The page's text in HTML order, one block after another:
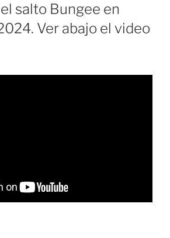
salto Bungee en
Ver abajo el video